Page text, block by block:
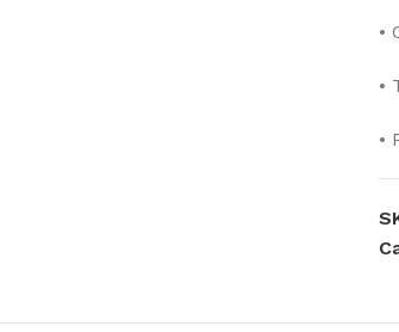
•
•
•